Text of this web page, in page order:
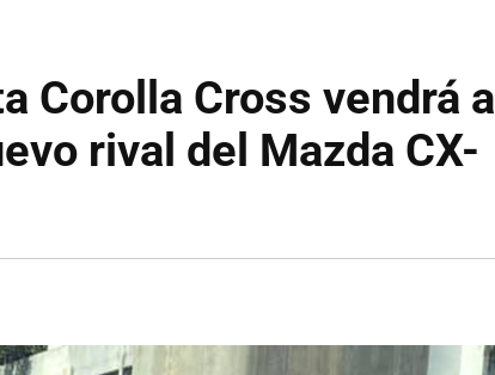
Corolla Cross vendrá a
rival del Mazda CX-